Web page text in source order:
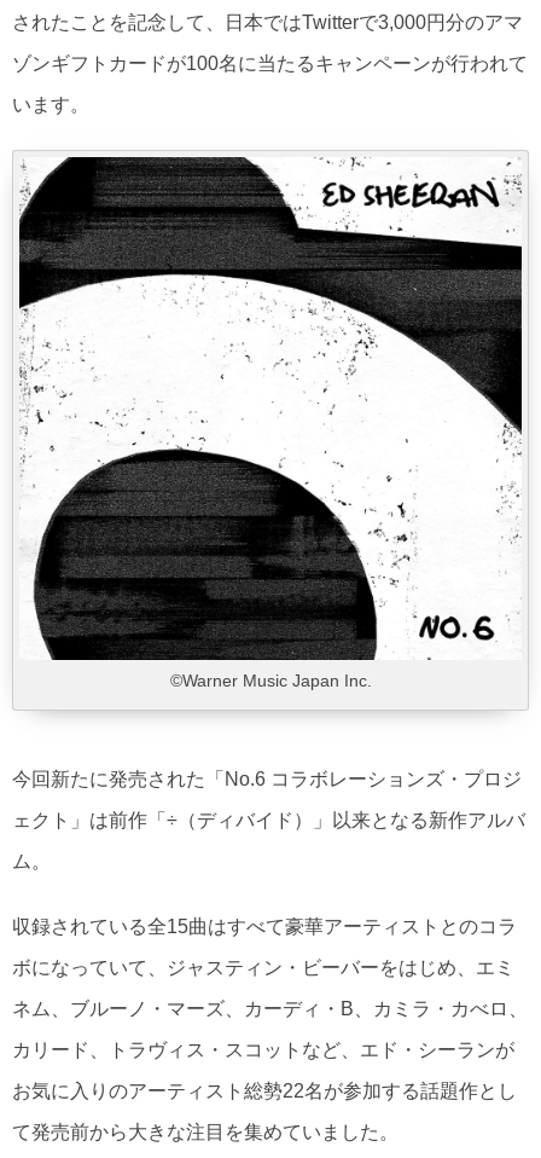
されたことを記念して、日本ではTwitterで3,000円分のアマ
ゾンギフトカードが100名に当たるキャンペーンが行われて
います。
©Warner Music Japan Inc.
今回新たに発売された「No.6 コラボレーションズ・プロジ
ェクト」は前作「÷（ディバイド）」以来となる新作アルバ
ム。
収録されている全15曲はすべて豪華アーティストとのコラ
ボになっていて、ジャスティン・ビーバーをはじめ、エミ
ネム、ブルーノ・マーズ、カーディ・B、カミラ・カべロ、
カリード、トラヴィス・スコットなど、エド・シーランが
お気に入りのアーティスト総勢22名が参加する話題作とし
て発売前から大きな注目を集めていました。